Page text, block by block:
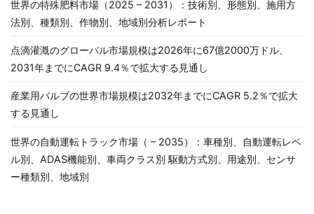
世界の特殊肥料市場（2025 – 2031）：技術別、形態別、施用方
法別、種類別、作物別、地域別分析レポート
点滴灌漑のグローバル市場規模は2026年に67億2000万ドル、
2031年までにCAGR 9.4％で拡大する見通し
産業用バルブの世界市場規模は2032年までにCAGR 5.2％で拡大
する見通し
世界の自動運転トラック市場（ – 2035）：車種別、自動運転レベ
ル別、ADAS機能別、車両クラス別 駆動方式別、用途別、センサ
ー種類別、地域別